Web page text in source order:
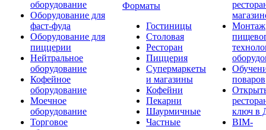
оборудование
Оборудование для
фаст-фуда
Оборудование для
пиццерии
Нейтральное
оборудование
Кофейное
оборудование
Моечное
оборудование
Торговое
Форматы
Гостиницы
Столовая
Ресторан
Пиццерия
Супермаркеты
и магазины
Кофейни
Пекарни
Шаурмичные
Частные
Монтаж
поваров
ключ в
BIM-